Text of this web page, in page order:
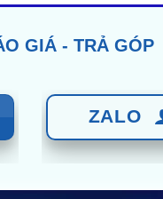
GIÁ - TRẢ GÓP
ZALO